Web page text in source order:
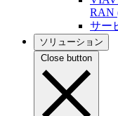
RAN
サー
ソリューション
Close button